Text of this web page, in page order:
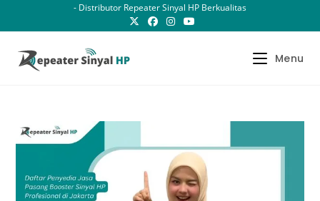
- Distributor Repeater Sinyal HP Berkualitas
Menu